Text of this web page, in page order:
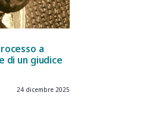
a
di un giudice
24 dicembre 2025